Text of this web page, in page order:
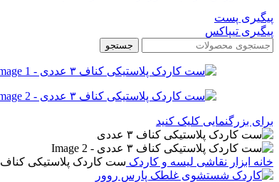
پیگیری پست
پیگیری تیپاکس
جستجو
برای بزرگنمایی کلیک کنید
خانه ابزار نقاشی لیسه و کاردک ست کاردک پلاستیکی کناف ۳ عددی